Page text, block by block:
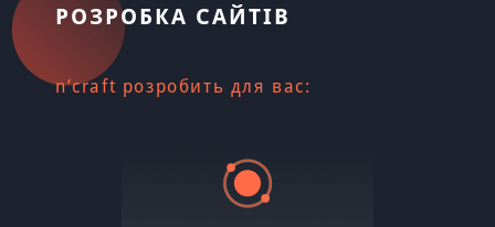
РОЗРОБКА САЙТІВ
n’craft розробить для вас: